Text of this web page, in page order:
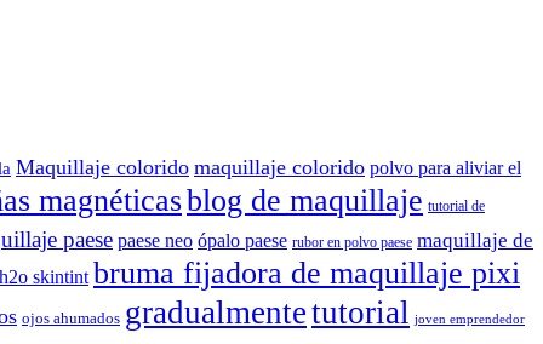
Maquillaje colorido maquillaje colorido polvo para aliviar el
magnéticasblog de maquillaje tutorial de
paese paese neo ópalo paese rubor en polvo paese maquillaje de
skintint bruma fijadora de maquillaje pixi
ojos ahumados gradualmentetutorial joven emprendedor